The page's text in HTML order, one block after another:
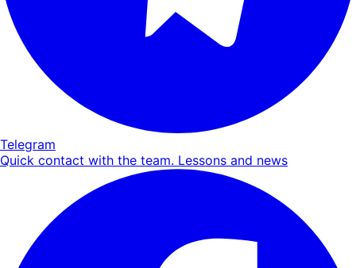
Telegram
Quick contact with the team. Lessons and news